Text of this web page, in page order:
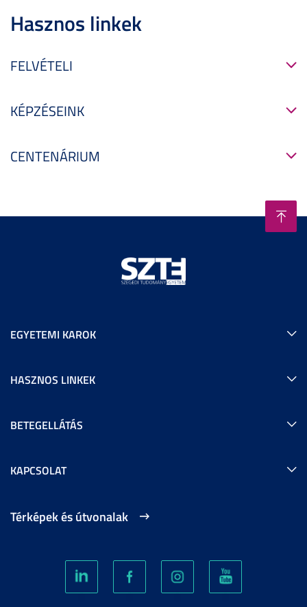
Hasznos linkek
FELVÉTELI
KÉPZÉSEINK
CENTENÁRIUM
EGYETEMI KAROK
HASZNOS LINKEK
BETEGELLÁTÁS
KAPCSOLAT
Térképek és útvonalak